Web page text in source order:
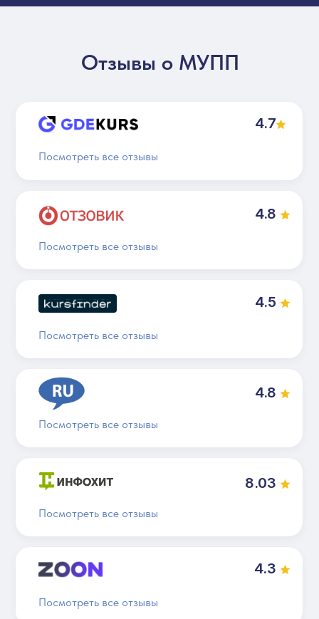
Отзывы о МУПП
Посмотреть все отзывы
Посмотреть все отзывы
Посмотреть все отзывы
Посмотреть все отзывы
Посмотреть все отзывы
4.7
4.8
4.8
4.5
4.3
Посмотреть все отзывы
8.03